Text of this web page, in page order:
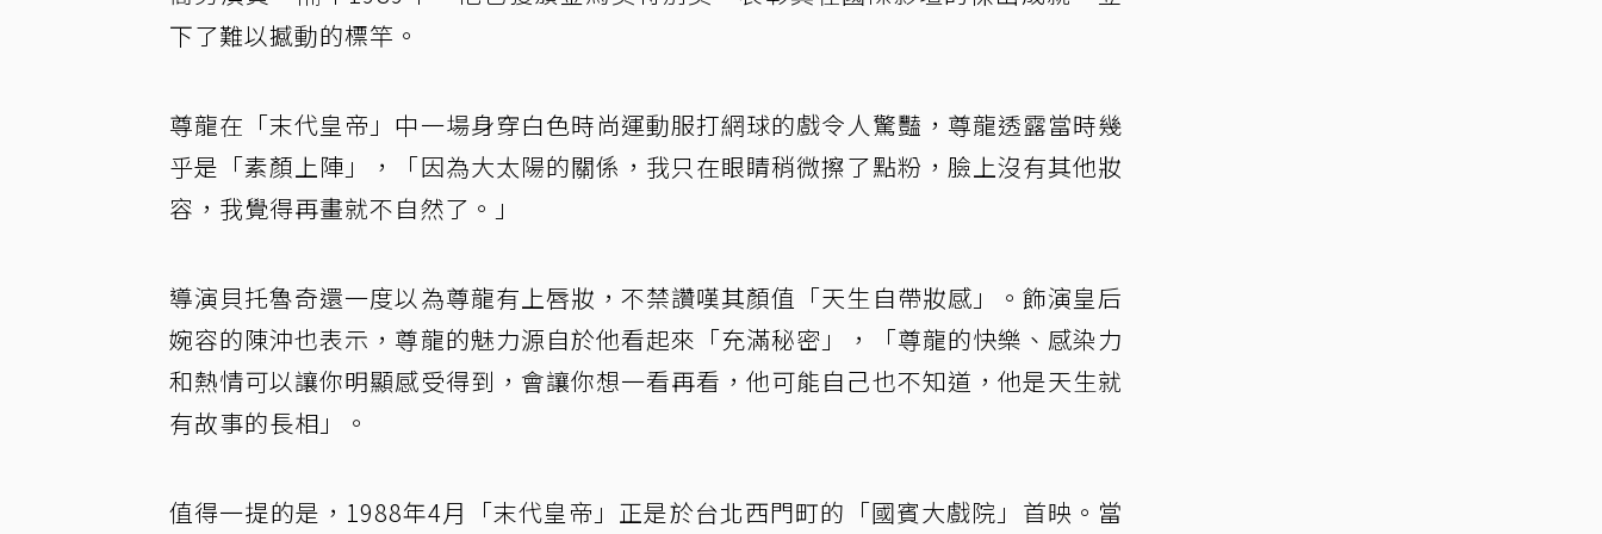
下了難以撼動的標竿。
尊龍在「末代皇帝」中一場身穿白色時尚運動服打網球的戲令人驚豔，尊龍透露當時幾
乎是「素顏上陣」，「因為大太陽的關係，我只在眼睛稍微擦了點粉，臉上沒有其他妝
容，我覺得再畫就不自然了。」
導演貝托魯奇還一度以為尊龍有上唇妝，不禁讚嘆其顏值「天生自帶妝感」。飾演皇后
婉容的陳沖也表示，尊龍的魅力源自於他看起來「充滿秘密」，「尊龍的快樂、感染力
和熱情可以讓你明顯感受得到，會讓你想一看再看，他可能自己也不知道，他是天生就
有故事的長相」。
值得一提的是，1988年4月「末代皇帝」正是於台北西門町的「國賓大戲院」首映。當